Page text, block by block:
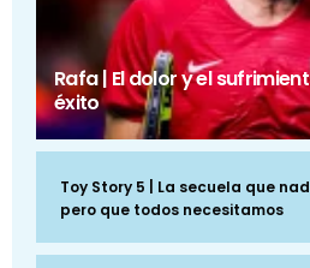
Rafa | El dolor y el
éxito
Toy Story 5 | La secuela que
pero que todos necesitamos